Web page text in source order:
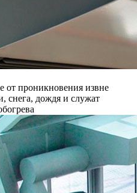
проникновения извне
снега, дождя и служат